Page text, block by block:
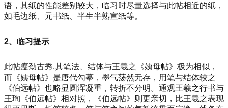
语，其纸的性能差别较大，临习时尽量选择与此帖相近的纸，
如毛边纸、元书纸、半生半熟宣纸等。
2、临习提示
此帖瘦劲古秀,其笔法、结体与王羲之《姨母帖》极为相似，
而《姨母帖》是唐代勾摹，墨气荡然无存，用笔与结体较之
《伯远帖》也略显圆浑凝重，转折不分明。通观王羲之行书与
王珣《伯远帖》相对照，《伯远帖》则更亲切，比王羲之表现